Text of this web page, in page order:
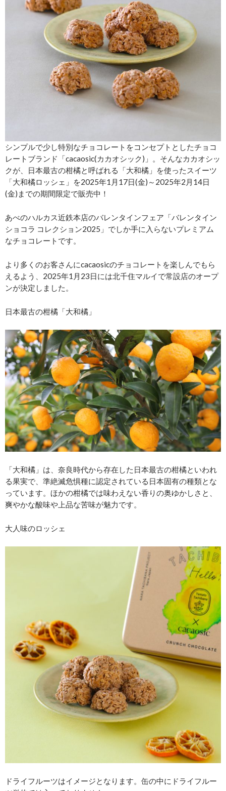
シンプルで少し特別なチョコレートをコンセプトとしたチョコ
レートブランド「cacaosic(カカオシック)」。そんなカカオシッ
クが、日本最古の柑橘と呼ばれる「大和橘」を使ったスイーツ
「大和橘ロッシェ」を2025年1月17日(金)～2025年2月14日
(金)までの期間限定で販売中！
あべのハルカス近鉄本店のバレンタインフェア「バレンタイン
ショコラ コレクション2025」でしか手に入らないプレミアム
なチョコレートです。
より多くのお客さんにcacaosicのチョコレートを楽しんでもら
えるよう、2025年1月23日には北千住マルイで常設店のオープ
ンが決定しました。
日本最古の柑橘「大和橘」
「大和橘」は、奈良時代から存在した日本最古の柑橘といわれ
る果実で、準絶滅危惧種に認定されている日本固有の種類とな
っています。ほかの柑橘では味わえない香りの奥ゆかしさと、
爽やかな酸味や上品な苦味が魅力です。
大人味のロッシェ
ドライフルーツはイメージとなります。缶の中にドライフルー